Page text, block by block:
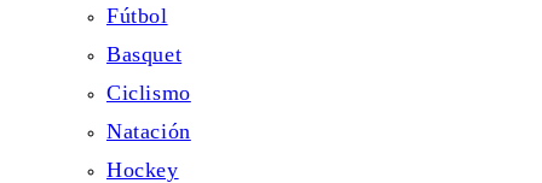
Fútbol
Basquet
Ciclismo
Natación
Hockey